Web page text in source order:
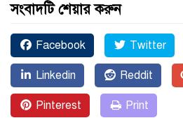
সংবাদটি শেয়ার করুন
Facebook Twitter
Linkedin Reddit
Pinterest Print